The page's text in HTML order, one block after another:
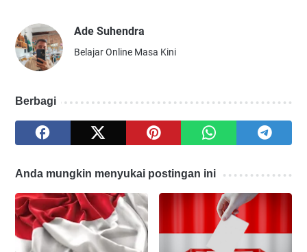
Ade Suhendra
Belajar Online Masa Kini
Berbagi
Anda mungkin menyukai postingan ini